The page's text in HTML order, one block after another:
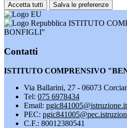
Accetta tutti Salva le preferenze
ISTITUTO
BONFIGLI"
Contatti
ISTITUTO COMPRENSIVO
Via Ballarini, 27 - 06073
Tel: 075 6978434
Email: pgic841005@istruzione.it
PEC:
C.F.: 80012380541